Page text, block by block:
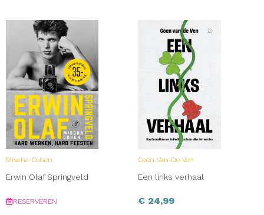
Mischa Cohen
Erwin Olaf Springveld
RESERVEREN
Coen Van De Ven
Een links verhaal
€ 24,99